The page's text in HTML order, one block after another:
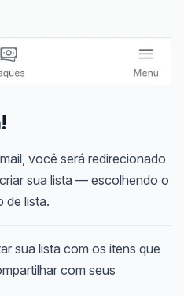
você será redirecionado
sua lista — escolhendo o
de lista.
sua lista com os itens que
com seus